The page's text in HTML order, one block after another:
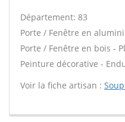
Département: 83
Porte / Fenêtre en
Porte / Fenêtre en bois -
Peinture décorative -
Voir la fiche artisan :